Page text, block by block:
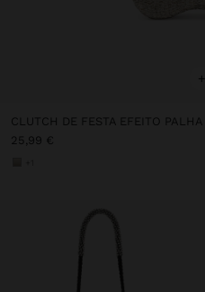
+
CLUTCH DE FESTA EFEITO PALHA
25,99 €